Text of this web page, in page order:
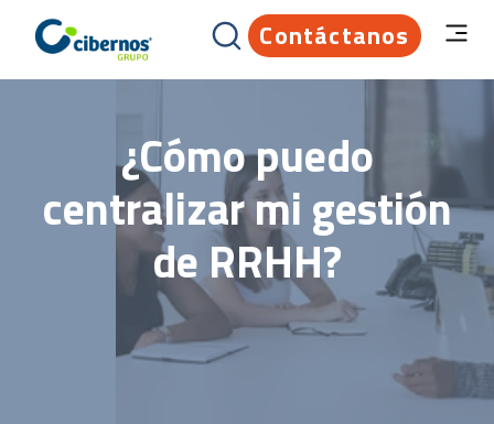
Contáctanos
¿Cómo puedo
centralizar mi gestión
de RRHH?